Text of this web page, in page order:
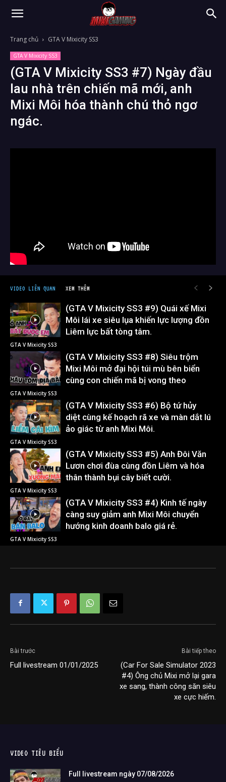
Trang chủ GTA V Mixicity SS3
GTA V Mixicity SS3
(GTA V Mixicity SS3 #7) Ngày đầu
lau nhà trên chiến mã mới, anh
Mixi Môi hóa thành chú thỏ ngơ
ngác.
VIDEO LIÊN QUAN XEM THÊM
GTA V Mixicity SS3
(GTA V Mixicity SS3 #9) Quái xế Mixi
Môi lái xe siêu lụa khiến lực lượng đồn
Liêm lực bất tòng tâm.
GTA V Mixicity SS3
(GTA V Mixicity SS3 #8) Siêu trộm
Mixi Môi mở đại hội túi mù bên biển
cùng con chiến mã bị vong theo
GTA V Mixicity SS3
(GTA V Mixicity SS3 #6) Bộ tứ hủy
diệt cùng kế hoạch rã xe và màn dắt lú
ảo giác từ anh Mixi Môi.
GTA V Mixicity SS3
(GTA V Mixicity SS3 #5) Anh Đôi Văn
Lươn chơi đùa cùng đồn Liêm và hóa
thân thành bụi cây biết cười.
GTA V Mixicity SS3
(GTA V Mixicity SS3 #4) Kinh tế ngày
càng suy giảm anh Mixi Môi chuyển
hướng kinh doanh balo giá rẻ.
Bài trước
Full livestream 01/01/2025
Bài tiếp theo
(Car For Sale Simulator 2023
#4) Ông chủ Mixi mở lại gara
xe sang, thành công săn siêu
xe cực hiếm.
VIDEO TIÊU BIỂU
Full livestream ngày 07/08/2026